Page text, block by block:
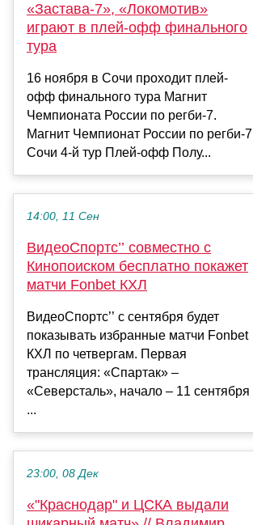
«Застава-7», «Локомотив»
играют в плей-офф финального
тура
16 ноября в Сочи проходит плей-
офф финального тура Магнит
Чемпионата России по регби-7.
Магнит Чемпионат России по регби-7
Сочи 4-й тур Плей-офф Полу...
14:00, 11 Сен
ВидеоСпортс’’ совместно с
Кинопоиском бесплатно покажет
матчи Fonbet КХЛ
ВидеоСпортс’’ с сентября будет
показывать избранные матчи Fonbet
КХЛ по четвергам. Первая
трансляция: «Спартак» –
«Северсталь», начало – 11 сентября
...
23:00, 08 Дек
«"Краснодар" и ЦСКА выдали